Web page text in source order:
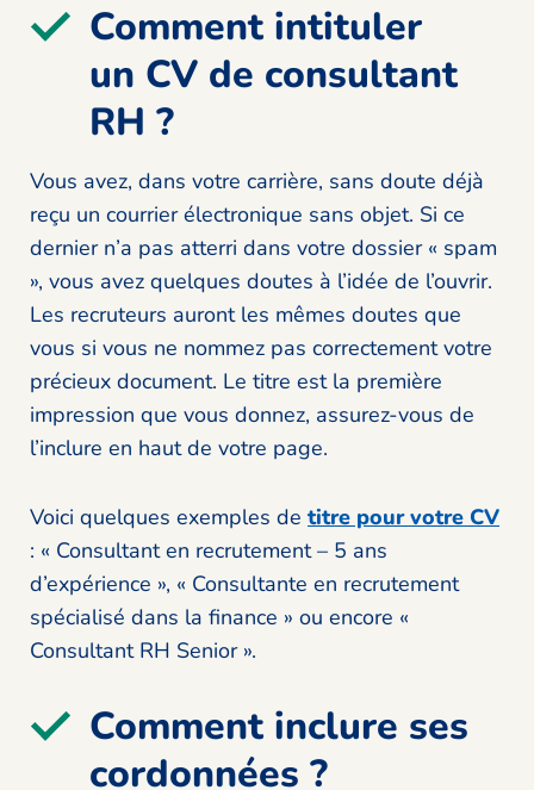
Comment intituler
un CV de consultant
RH ?
Vous avez, dans votre carrière, sans doute déjà
reçu un courrier électronique sans objet. Si ce
dernier n’a pas atterri dans votre dossier « spam
», vous avez quelques doutes à l’idée de l’ouvrir.
Les recruteurs auront les mêmes doutes que
vous si vous ne nommez pas correctement votre
précieux document. Le titre est la première
impression que vous donnez, assurez-vous de
l’inclure en haut de votre page.
Voici quelques exemples de titre pour votre CV
: « Consultant en recrutement – 5 ans
d’expérience », « Consultante en recrutement
spécialisé dans la finance » ou encore «
Consultant RH Senior ».
Comment inclure ses
cordonnées ?